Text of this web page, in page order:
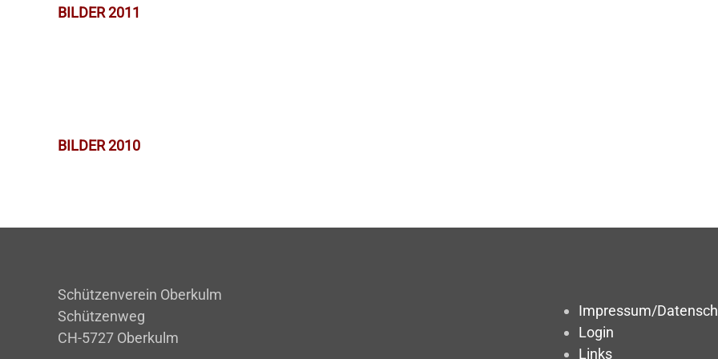
BILDER 2011
BILDER 2010
Schützenverein Oberkulm
Schützenweg
CH-5727 Oberkulm
Impressum/
Login
Links